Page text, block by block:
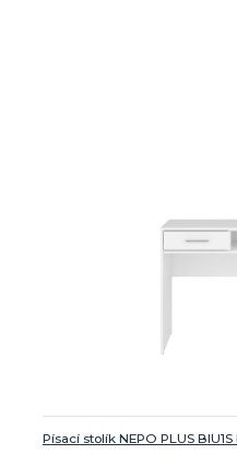
Písací stolík NEPO PLUS BIU1S